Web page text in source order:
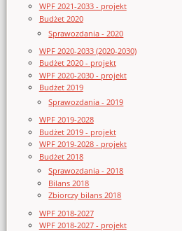
WPF 2021-2033 - projekt
Budżet 2020
Sprawozdania - 2020
WPF 2020-2033 (2020-2030)
Budżet 2020 - projekt
WPF 2020-2030 - projekt
Budżet 2019
Sprawozdania - 2019
WPF 2019-2028
Budżet 2019 - projekt
WPF 2019-2028 - projekt
Budżet 2018
Sprawozdania - 2018
Bilans 2018
Zbiorczy bilans 2018
WPF 2018-2027
WPF 2018-2027 - projekt